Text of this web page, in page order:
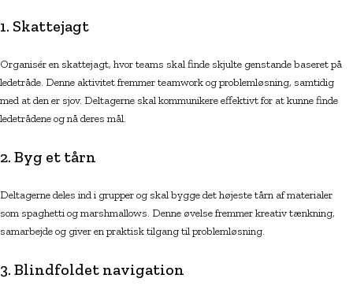
1. Skattejagt
Organisér en skattejagt, hvor teams skal finde skjulte genstande baseret på
ledetråde. Denne aktivitet fremmer teamwork og problemløsning, samtidig
med at den er sjov. Deltagerne skal kommunikere effektivt for at kunne finde
ledetrådene og nå deres mål.
2. Byg et tårn
Deltagerne deles ind i grupper og skal bygge det højeste tårn af materialer
som spaghetti og marshmallows. Denne øvelse fremmer kreativ tænkning,
samarbejde og giver en praktisk tilgang til problemløsning.
3. Blindfoldet navigation